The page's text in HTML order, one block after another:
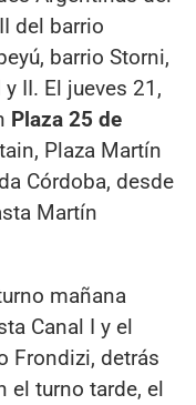
del barrio
barrio Storni,
II. El jueves 21,
Plaza 25 de
Plaza Martín
Córdoba, desde
Martín
mañana
Canal I y el
Frondizi, detrás
el turno tarde, el